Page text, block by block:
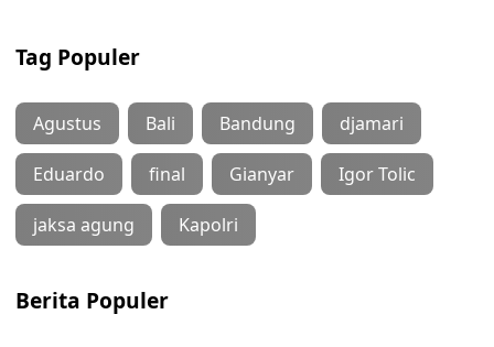
Tag Populer
Agustus Bali Bandung djamari
Eduardo final Gianyar Igor Tolic
jaksa agung Kapolri
Berita Populer